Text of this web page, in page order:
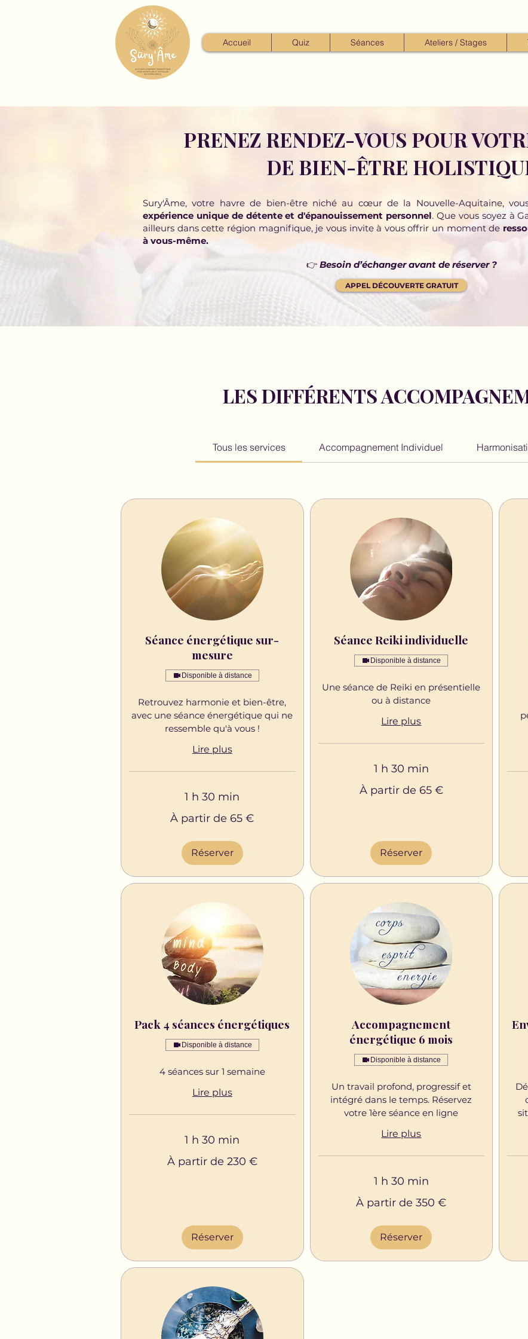
Accueil Quiz Séances Ateliers / Stages
PRENEZ RENDEZ-VOUS POUR
DE BIEN-ÊTRE
Sury'Âme, votre havre de bien-être niché au cœur de la Nouvelle-Aquitaine,
expérience unique de détente et d'épanouissement personnel. Que vous soyez à
ailleurs dans cette région magnifique, je vous invite à vous offrir un moment de
à vous-même.
👉 Besoin d’échanger avant de réserver ?
APPEL DÉCOUVERTE GRATUIT
LES DIFFÉRENTS
Tous les services Accompagnement Individuel
Séance énergétique sur-
mesure
Disponible à distance
Retrouvez harmonie et bien-être,
avec une séance énergétique qui ne
ressemble qu'à vous !
Lire plus
1 h 30 min
À partir de 65 €
Réserver
Séance Reiki individuelle
Disponible à distance
Une séance de Reiki en présentielle
ou à distance
Lire plus
1 h 30 min
À partir de 65 €
Réserver
Pack 4 séances énergétiques
Disponible à distance
4 séances sur 1 semaine
Lire plus
1 h 30 min
À partir de 230 €
Réserver
Accompagnement
énergétique 6 mois
Disponible à distance
Un travail profond, progressif et
intégré dans le temps. Réservez
votre 1ère séance en ligne
Lire plus
1 h 30 min
À partir de 350 €
Réserver